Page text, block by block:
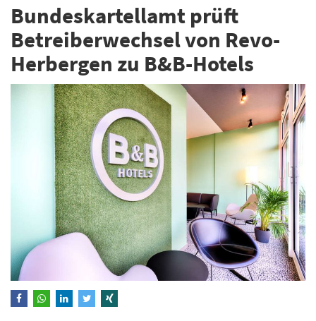
Bundeskartellamt prüft
Betreiberwechsel von Revo-
Herbergen zu B&B-Hotels